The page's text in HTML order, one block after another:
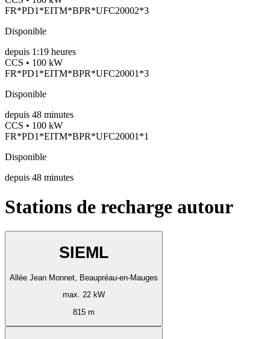
FR*PD1*EITM*BPR*UFC20002*3
Disponible
depuis 1:19 heures
CCS • 100 kW
FR*PD1*EITM*BPR*UFC20001*3
Disponible
depuis 48 minutes
CCS • 100 kW
FR*PD1*EITM*BPR*UFC20001*1
Disponible
depuis 48 minutes
Stations de recharge autour
SIEML
Allée Jean Monnet, Beaupréau-en-Mauges
max. 22 kW
815 m